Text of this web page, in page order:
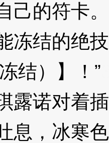
己的符卡
冻结的绝
结）】！”
诺对着插
息，冰寒